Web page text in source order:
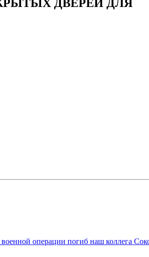
ДВЕРЕЙ ДЛЯ
операции погиб наш коллега